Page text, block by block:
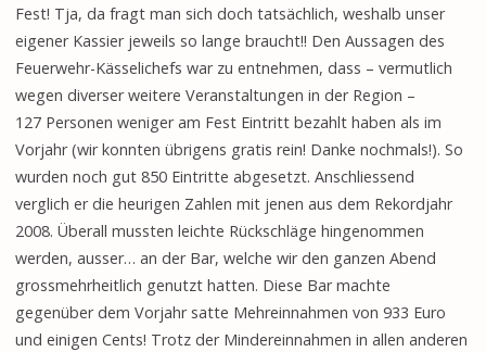
Fest! Tja, da fragt man sich doch tatsächlich, weshalb unser
eigener Kassier jeweils so lange braucht!! Den Aussagen des
Feuerwehr-Kässelichefs war zu entnehmen, dass – vermutlich
wegen diverser weitere Veranstaltungen in der Region –
127 Personen weniger am Fest Eintritt bezahlt haben als im
Vorjahr (wir konnten übrigens gratis rein! Danke nochmals!). So
wurden noch gut 850 Eintritte abgesetzt. Anschliessend
verglich er die heurigen Zahlen mit jenen aus dem Rekordjahr
2008. Überall mussten leichte Rückschläge hingenommen
werden, ausser… an der Bar, welche wir den ganzen Abend
grossmehrheitlich genutzt hatten. Diese Bar machte
gegenüber dem Vorjahr satte Mehreinnahmen von 933 Euro
und einigen Cents! Trotz der Mindereinnahmen in allen anderen